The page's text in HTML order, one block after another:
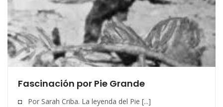
Fascinación por Pie Grande
◘ Por Sarah Criba. La leyenda del Pie [...]